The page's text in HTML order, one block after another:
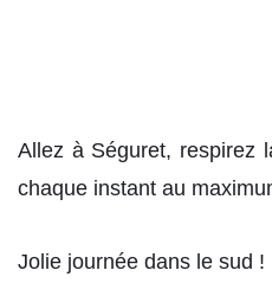
Allez à Séguret, respirez
chaque instant au
Jolie journée dans le sud !